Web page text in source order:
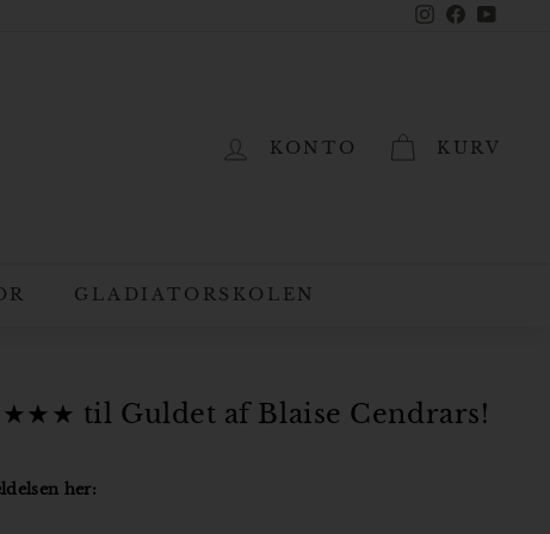
InstagramFacebook
KONTO KURV
GLADIATORSKOLEN
til Guldet af Blaise Cendrars!
her: